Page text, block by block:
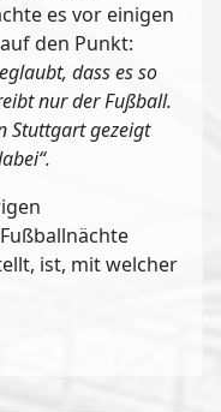
es vor einigen
den Punkt:
dass es so
nur der Fußball.
Stuttgart gezeigt
ist, mit welcher